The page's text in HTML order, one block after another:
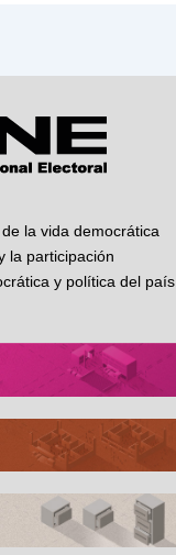
la vida democrática
la participación
y política del país.